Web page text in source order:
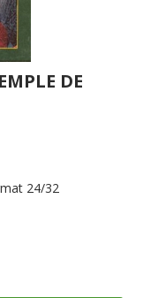
DE
24/32